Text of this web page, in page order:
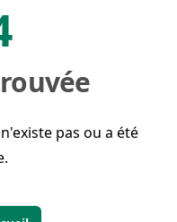
pas ou a été